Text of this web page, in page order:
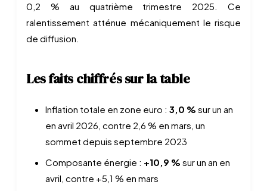
0,2 % au quatrième trimestre 2025. Ce
ralentissement atténue mécaniquement le risque
de diffusion.
Les faits chiffrés sur la table
Inflation totale en zone euro : 3,0 % sur un an
en avril 2026, contre 2,6 % en mars, un
sommet depuis septembre 2023
Composante énergie : +10,9 % sur un an en
avril, contre +5,1 % en mars